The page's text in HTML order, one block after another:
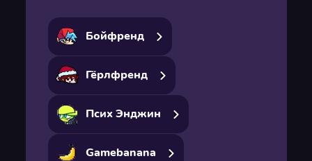
Бойфренд
Гёрлфренд
Псих Энджин
Gamebanana